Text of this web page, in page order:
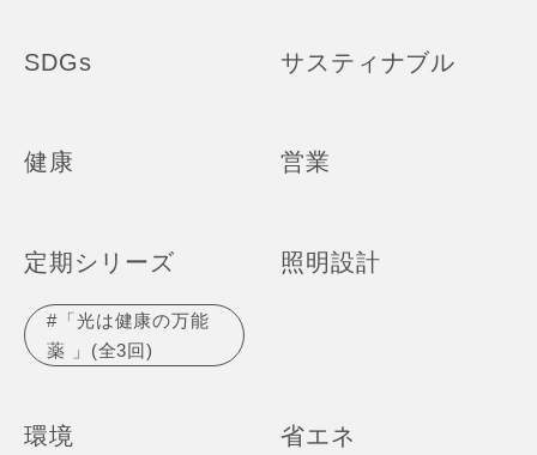
SDGs サスティナブル
健康 営業
定期シリーズ
#「光は健康の万能
薬 」(全3回)
照明設計
環境 省エネ